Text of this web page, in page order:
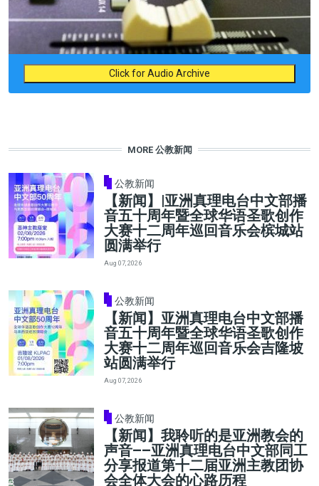
Click for Audio Archive
MORE 公教新闻
公教新闻
【新闻】|亚洲真理电台中文部播
音五十周年暨全球华语圣歌创作
大赛十二周年巡回音乐会槟城站
圆满举行
Aug 07, 2026
公教新闻
【新闻】亚洲真理电台中文部播
音五十周年暨全球华语圣歌创作
大赛十二周年巡回音乐会吉隆坡
站圆满举行
Aug 07, 2026
公教新闻
【新闻】我聆听的是亚洲教会的
声音——亚洲真理电台中文部同工
分享报道第十二届亚洲主教团协
会全体大会的心路历程